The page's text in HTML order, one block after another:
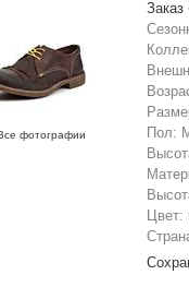
фотографии
Заказ
Пол:
Цвет: